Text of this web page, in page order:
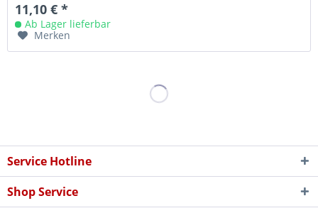
11,10 € *
Ab Lager lieferbar
Merken
Service Hotline
Shop Service